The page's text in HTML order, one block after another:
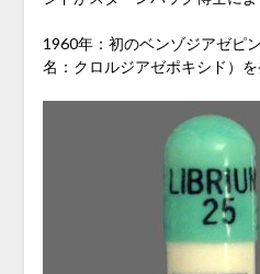
1960年：初のベンゾジアゼピ
名：クロルジアゼポキシド）